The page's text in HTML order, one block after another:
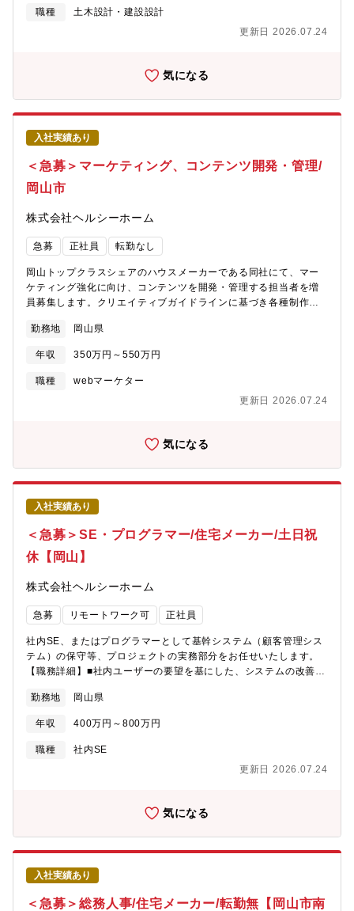
の設計部門をマネジメントして頂くことを期待しています。【研
職種
土木設計・建設設計
更新日 2026.07.24
気になる
入社実績あり
＜急募＞マーケティング、コンテンツ開発・管理/
岡山市
株式会社ヘルシーホーム
急募 正社員 転勤なし
岡山トップクラスシェアのハウスメーカーである同社にて、マー
ケティング強化に向け、コンテンツを開発・管理する担当者を増
員募集します。クリエイティブガイドラインに基づき各種制作・
見込顧客向けパンフレット、案内資料などのデザイン、コピー開
発、制作・各種イベント案内、ブランド冊子などの紙媒体の制作
全般・制作フローの管理（外注する場合は、外部パートナーの管
理を含む）■公式ウェブサイトの運用・コンテンツ制作（イベント
言修正、画像差し替え等）・サイト改善に向けた外注先との折衝
などを用いたアクセス分析と改善提案■SNS（Instagram など）公
式アカウント運用・企画・撮影・編集を含むクリエイティブ制作
（リールやストーリーズの制作を含む）・投稿スケジュール策
定・運用・投稿パフォーマンスの分析と改善案の検討【使用ツー
ル】Adobe CC（Photoshop / Illustrator / Premiereなど）、
Canva、WordPress、Google Analytics【働き方】社内制作を基
本としつつ、一部外部ベンダーとの協業あり
勤務地 岡山県
年収 350万円～550万円
職種
webマーケター
更新日 2026.07.24
気になる
入社実績あり
＜急募＞SE・プログラマー/住宅メーカー/土日祝
休【岡山】
株式会社ヘルシーホーム
急募 リモートワーク可 正社員
社内SE、またはプログラマーとして基幹システム（顧客管理シス
テム）の保守等、プロジェクトの実務部分をお任せいたします。
【職務詳細】■社内ユーザーの要望を基にした、システムの改善提
業務■開発システムフォロー
勤務地 岡山県
年収 400万円～800万円
職種
社内SE
更新日 2026.07.24
気になる
入社実績あり
＜急募＞総務人事/住宅メーカー/転勤無【岡山市南